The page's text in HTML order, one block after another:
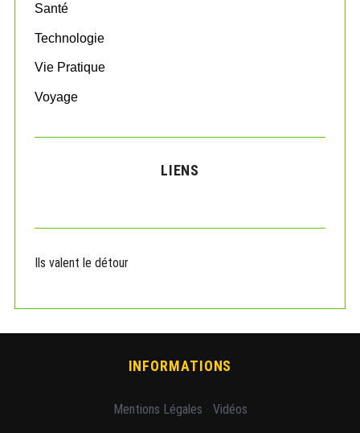
Santé
Technologie
Vie Pratique
Voyage
LIENS
Ils valent le détour
INFORMATIONS
Mentions Légales Vidéos